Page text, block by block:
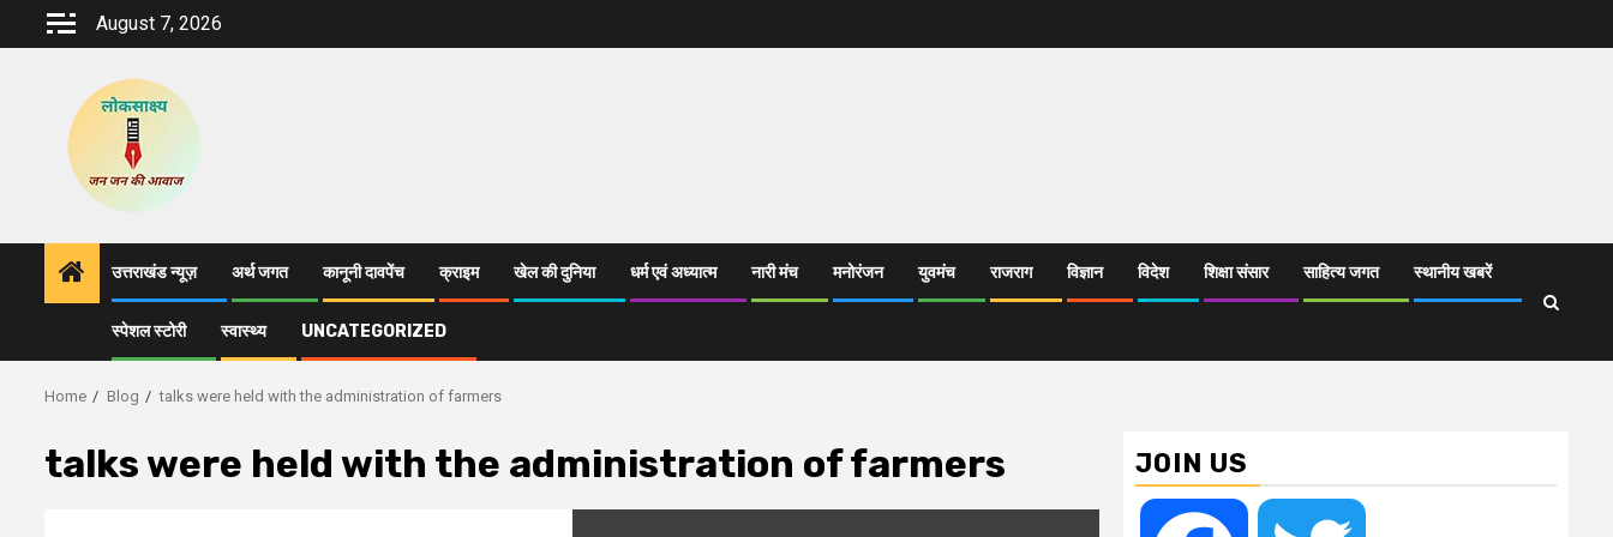
August 7, 2026
उत्तराखंड न्यूज़ अर्थ जगत कानूनी दावपेंच क्राइम खेल की दुनिया धर्म एवं अध्यात्म नारी मंच मनोरंजन युवमंच राजराग विज्ञान विदेश शिक्षा संसार साहित्य जगत स्थानीय खबरें
स्पेशल स्टोरी स्वास्थ्य UNCATEGORIZED
Home Blog talks were held with the administration of farmers
talks were held with the administration of farmers JOIN US